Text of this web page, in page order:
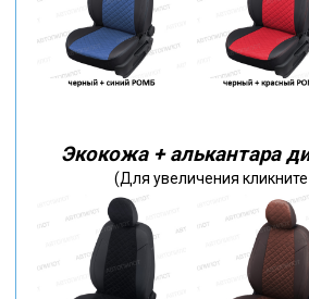
Экокожа + алькантара
(Для увеличения